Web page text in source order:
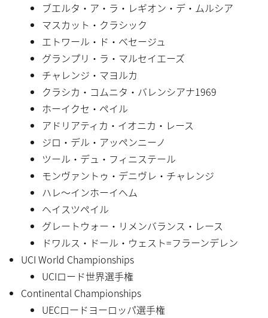
ブエルタ・ア・ラ・レギオン・デ・ムルシア
マスカット・クラシック
エトワール・ド・ベセージュ
グランプリ・ラ・マルセイエーズ
チャレンジ・マヨルカ
クラシカ・コムニタ・バレンシアナ1969
ホーイクセ・ペイル
アドリアティカ・イオニカ・レース
ジロ・デル・アッペンニーノ
ツール・デュ・フィニステール
モンヴァントゥ・デニヴレ・チャレンジ
ハレ〜インホーイヘム
ヘイスツペイル
グレートウォー・リメンバランス・レース
ドワルス・ドール・ウェスト=フラーンデレン
UCI World Championships
UCIロード世界選手権
Continental Championships
UECロードヨーロッパ選手権